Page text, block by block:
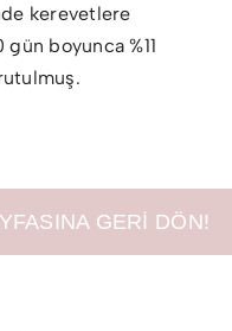
kerevetlere
gün boyunca %11
GERI DÖN!